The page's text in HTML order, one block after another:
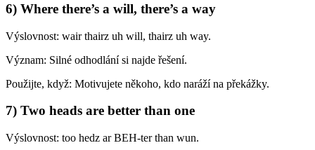
6) Where there’s a will, there’s a way
Výslovnost: wair thairz uh will, thairz uh way.
Význam: Silné odhodlání si najde řešení.
Použijte, když: Motivujete někoho, kdo naráží na překážky.
7) Two heads are better than one
Výslovnost: too hedz ar BEH-ter than wun.